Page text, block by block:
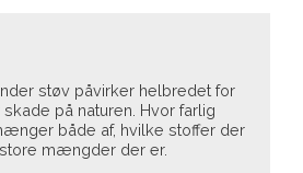
støv påvirker helbredet for
på naturen. Hvor farlig
både af, hvilke stoffer der
mængder der er.